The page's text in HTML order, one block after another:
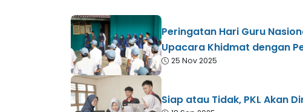
Peringatan Hari Guru
Upacara Khidmat dengan
25 Nov 2025
Siap atau Tidak, PKL Akan